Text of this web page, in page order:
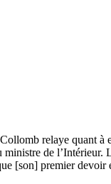
relaye quant à
ministre de l’Intérieur.
[son] premier devoir